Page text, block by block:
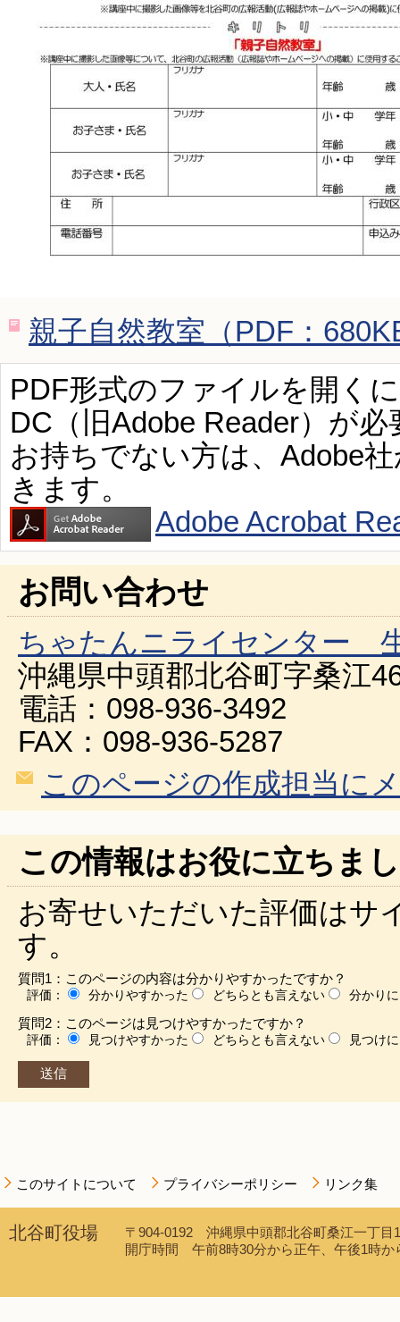
親子自然教室（PDF：
PDF形式のファイルを開く
DC（旧Adobe Reader）が必
お持ちでない方は、Adobe
きます。
Adobe Acrobat
お問い合わせ
ちゃたんニライセンター
沖縄県中頭郡北谷町字桑江
電話：098-936-3492
FAX：098-936-5287
このページの作成担当に
この情報はお役に立ちま
お寄せいただいた評価はサ
す。
質問1：このページの内容は分かりやすかったですか？
評価： 分かりやすかった どちらとも言えない 分かり
質問2：このページは見つけやすかったですか？
評価： 見つけやすかった どちらとも言えない 見つけ
このサイトについて プライバシーポリシー リンク集
北谷町役場
〒904-0192 沖縄県中頭郡北谷町桑江一丁
開庁時間 午前8時30分から正午、午後1時か